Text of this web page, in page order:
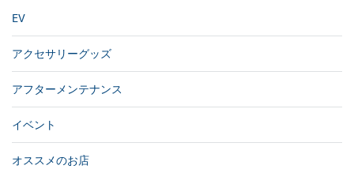
EV
アクセサリーグッズ
アフターメンテナンス
イベント
オススメのお店